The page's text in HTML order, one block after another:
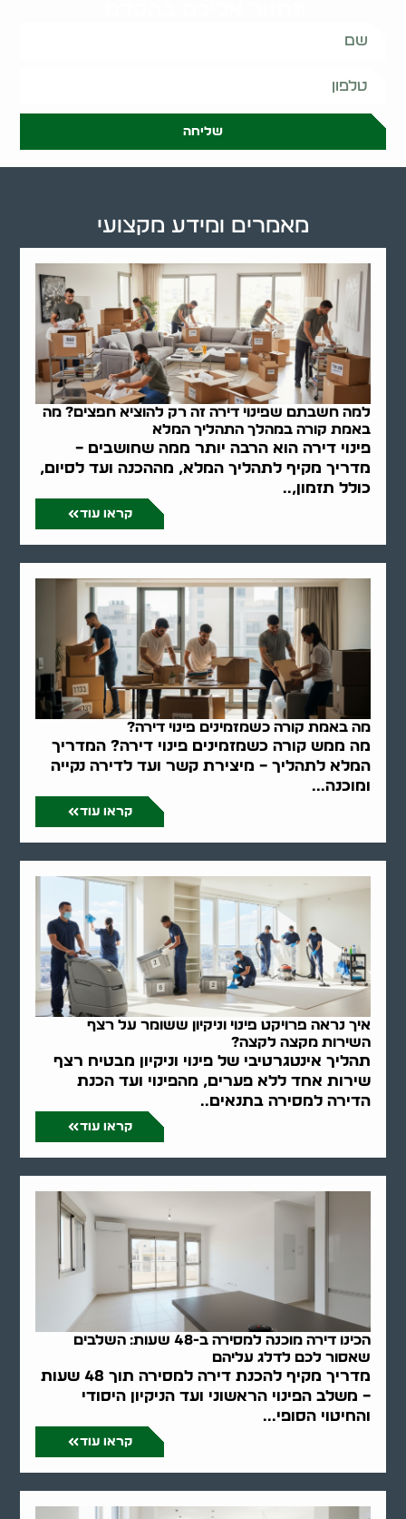
שליחה
למה חשבתם שפינוי דירה זה רק להוציא חפצים? מה
באמת קורה במהלך התהליך המלא
פינוי דירה הוא הרבה יותר ממה שחושבים –
מדריך מקיף לתהליך המלא, מההכנה ועד לסיום,
כולל תזמון,..
קראו עוד
מה באמת קורה כשמזמינים פינוי דירה?
מה ממש קורה כשמזמינים פינוי דירה? המדריך
המלא לתהליך – מיצירת קשר ועד לדירה נקייה
ומוכנה...
קראו עוד
איך נראה פרויקט פינוי וניקיון ששומר על רצף
השירות מקצה לקצה?
תהליך אינטגרטיבי של פינוי וניקיון מבטיח רצף
שירות אחד ללא פערים, מהפינוי ועד הכנת
הדירה למסירה בתנאים..
קראו עוד
הכינו דירה מוכנה למסירה ב-48 שעות: השלבים
שאסור לכם לדלג עליהם
מדריך מקיף להכנת דירה למסירה תוך 48 שעות
– משלב הפינוי הראשוני ועד הניקיון היסודי
והחיטוי הסופי...
קראו עוד
מאמרים ומידע מקצועי